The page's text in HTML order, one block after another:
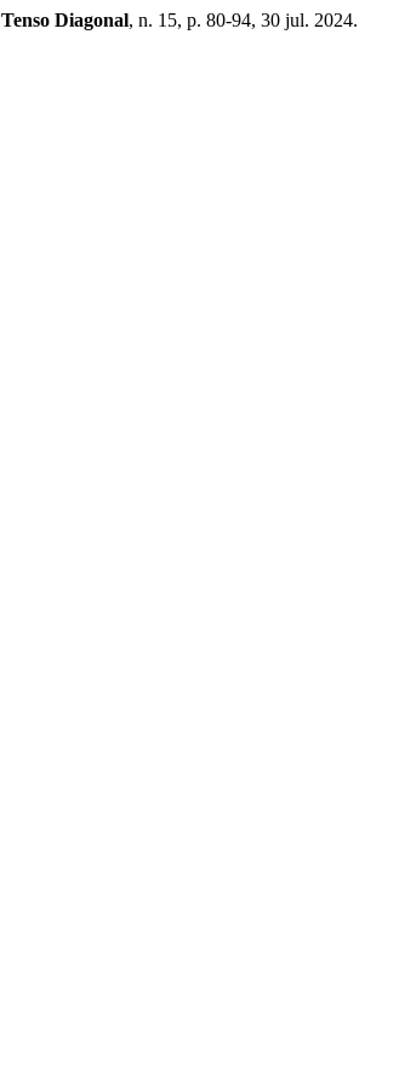
Tenso Diagonal, n. 15, p. 80-94, 30 jul. 2024.